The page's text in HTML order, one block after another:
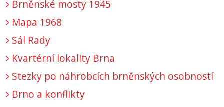
Brněnské mosty 1945
Mapa 1968
Sál Rady
Kvartérní lokality Brna
Stezky po náhrobcích brněnských osobností
Brno a konflikty